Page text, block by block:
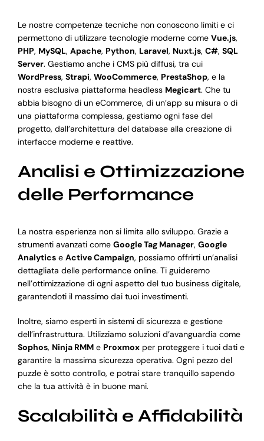
Le nostre competenze tecniche non conoscono limiti e ci
permettono di utilizzare tecnologie moderne come Vue.js,
PHP, MySQL, Apache, Python, Laravel, Nuxt.js, C#, SQL
Server. Gestiamo anche i CMS più diffusi, tra cui
WordPress, Strapi, WooCommerce, PrestaShop, e la
nostra esclusiva piattaforma headless Megicart. Che tu
abbia bisogno di un eCommerce, di un’app su misura o di
una piattaforma complessa, gestiamo ogni fase del
progetto, dall’architettura del database alla creazione di
interfacce moderne e reattive.
Analisi e Ottimizzazione
delle Performance
La nostra esperienza non si limita allo sviluppo. Grazie a
strumenti avanzati come Google Tag Manager, Google
Analyticse Active Campaign, possiamo offrirti un’analisi
dettagliata delle performance online. Ti guideremo
nell’ottimizzazione di ogni aspetto del tuo business digitale,
garantendoti il massimo dai tuoi investimenti.
Inoltre, siamo esperti in sistemi di sicurezza e gestione
dell’infrastruttura. Utilizziamo soluzioni d’avanguardia come
Sophos, Ninja RMMe Proxmoxper proteggere i tuoi dati e
garantire la massima sicurezza operativa. Ogni pezzo del
puzzle è sotto controllo, e potrai stare tranquillo sapendo
che la tua attività è in buone mani.
Scalabilità e Affidabilità